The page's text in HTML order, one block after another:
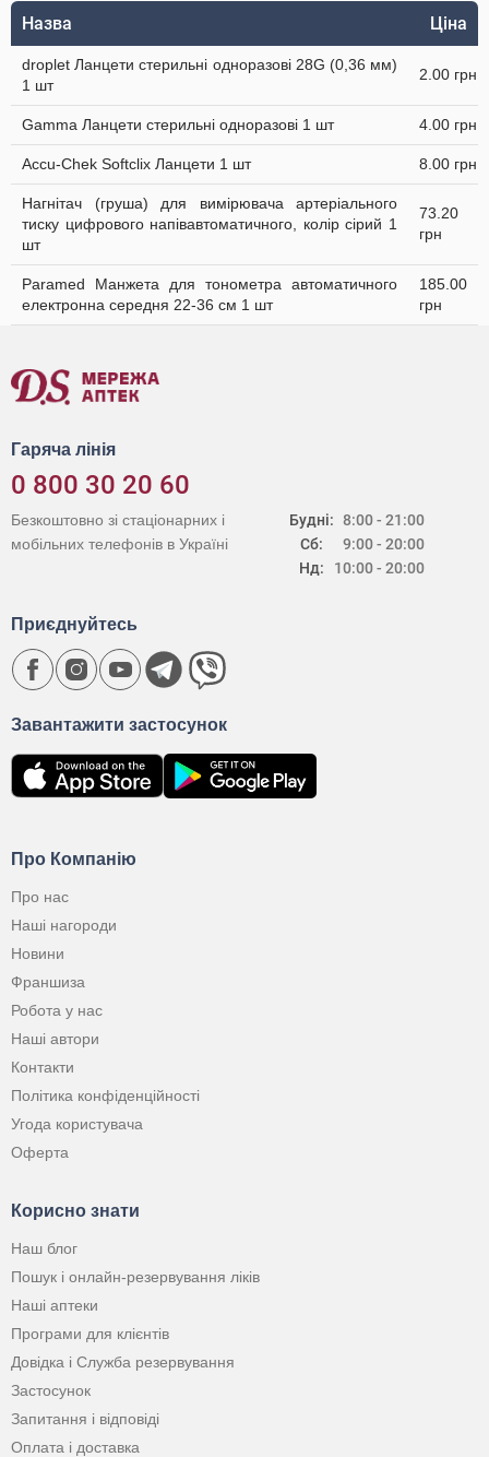
Назва Ціна
droplet Ланцети стерильні одноразові 28G (0,36 мм)
1 шт
2.00 грн
Gamma Ланцети стерильні одноразові 1 шт 4.00 грн
Accu-Chek Softclix Ланцети 1 шт 8.00 грн
Нагнітач (груша) для вимірювача артеріального
тиску цифрового напівавтоматичного, колір сірий 1
шт
73.20
грн
Paramed Манжета для тонометра автоматичного
електронна середня 22-36 см 1 шт
185.00
грн
Гаряча лінія
0 800 30 20 60
Будні:
Сб:
Нд:
8:00 - 21:00
9:00 - 20:00
10:00 - 20:00
Безкоштовно зі стаціонарних і
мобільних телефонів в Україні
Про Компанію
Про нас
Наші нагороди
Новини
Франшиза
Робота у нас
Наші автори
Контакти
Політика конфіденційності
Угода користувача
Оферта
Корисно знати
Наш блог
Пошук і онлайн-резервування ліків
Наші аптеки
Програми для клієнтів
Довідка і Служба резервування
Застосунок
Запитання і відповіді
Оплата і доставка
Завантажити застосунок
Приєднуйтесь